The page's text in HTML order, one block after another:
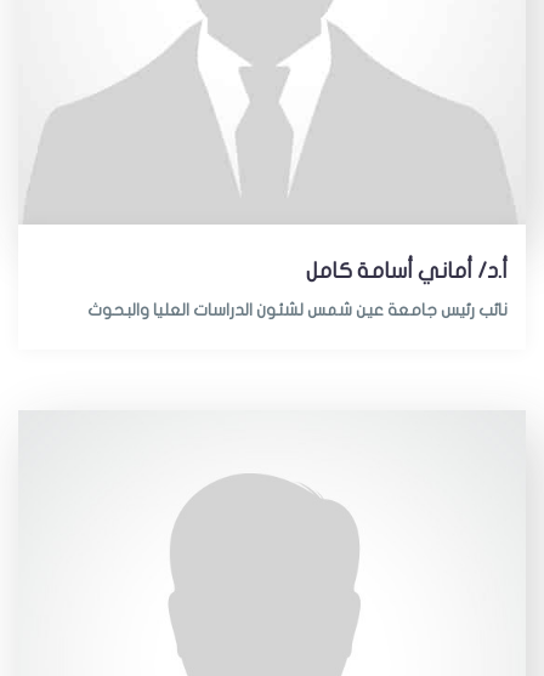
أ.د/ أماني أسامة كامل
نائب رئيس جامعة عين شمس لشئون الدراسات العليا والبحوث